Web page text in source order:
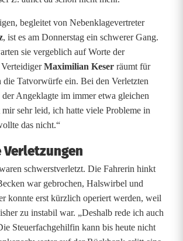
begleitet von Nebenklagevertreter
, ist es am Donnerstag ein schwerer Gang.
sie vergeblich auf Worte der
Maximilian Keser räumt für
die Tatvorwürfe ein. Bei den Verletzten
Angeklagte im immer etwa gleichen
sehr leid, ich hatte viele Probleme in
das nicht.“
Verletzungen
schwerstverletzt. Die Fahrerin hinkt
war gebrochen, Halswirbel und
konnte erst kürzlich operiert werden, weil
zu instabil war. „Deshalb rede ich auch
Steuerfachgehilfin kann bis heute nicht